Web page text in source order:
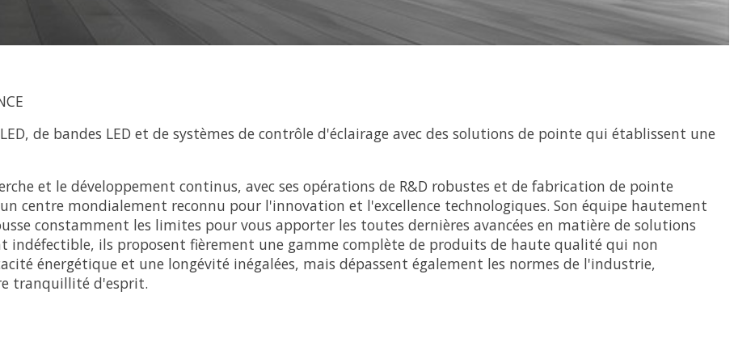
de bandes LED et de systèmes de contrôle d'éclairage avec des solutions de pointe qui établissent une
et le développement continus, avec ses opérations de R&D robustes et de fabrication de pointe
centre mondialement reconnu pour l'innovation et l'excellence technologiques. Son équipe hautement
constamment les limites pour vous apporter les toutes dernières avancées en matière de solutions
indéfectible, ils proposent fièrement une gamme complète de produits de haute qualité qui non
énergétique et une longévité inégalées, mais dépassent également les normes de l'industrie,
tranquillité d'esprit.